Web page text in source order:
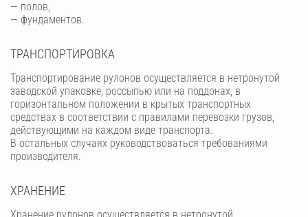
— полов,
— фундаментов.
ТРАНСПОРТИРОВКА
Транспортирование рулонов осуществляется в нетронутой
заводской упаковке, россыпью или на поддонах, в
горизонтальном положении в крытых транспортных
средствах в соответствии с правилами перевозки грузов,
действующими на каждом виде транспорта.
В остальных случаях руководствоваться требованиями
производителя.
ХРАНЕНИЕ